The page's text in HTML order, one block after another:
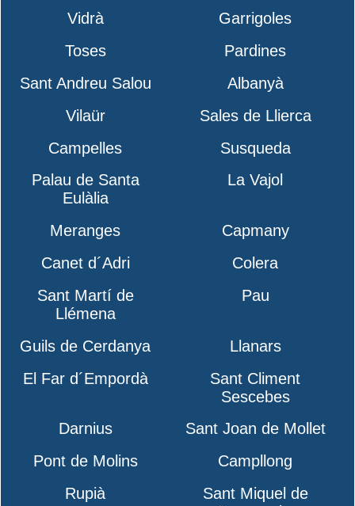
Vidrà
Garrigoles
Toses
Pardines
Sant Andreu Salou
Albanyà
Vilaür
Sales de Llierca
Campelles
Susqueda
Palau de Santa
Eulàlia
La Vajol
Meranges
Capmany
Canet d´Adri
Colera
Sant Martí de
Llémena
Pau
Guils de Cerdanya
Llanars
El Far d´Empordà
Sant Climent
Sescebes
Darnius
Sant Joan de Mollet
Pont de Molins
Campllong
Rupià
Sant Miquel de